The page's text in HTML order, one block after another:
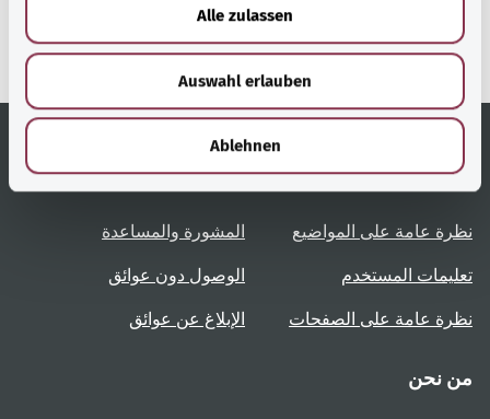
h
Alle zulassen
Auswahl erlauben
Ablehnen
وزارة الصحة الاتحادية.
روابط مُفيدة
نظرة عامة على المواضيع
تعليمات المستخدم
نظرة عامة على الصفحات
الخدمة
المشورة والمساعدة
الوصول دون عوائق
الإبلاغ عن عوائق
من نحن